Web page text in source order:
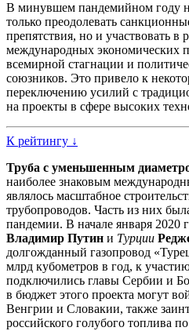
В минувшем пандемийном году
только преодолевать
препятствия, но и участвовать в
международных экономических
всемирной стагнации и
союзников. Это привело к
переключению усилий с
на проекты в сфере высоких
К рейтингу ↓
Труба с уменьшенным
наиболее знаковым
являлось масштабное
трубопроводов. Часть из них
пандемии. В начале января 2020
Владимир Путин и Турции
долгожданный газопровод
млрд кубометров в год, к
подключились главы Сербии и
в бюджет этого проекта могут
Венгрии и Словакии, также
российского голубого топлива